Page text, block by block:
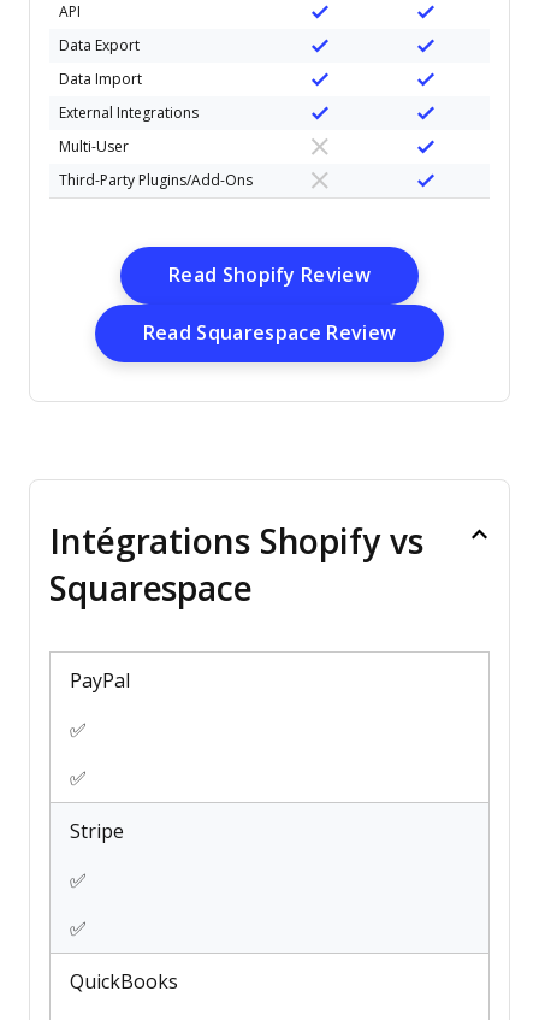
API
Data Export
Data Import
External Integrations
Multi-User
Third-Party Plugins/Add-Ons
Read Shopify ReviewOpens New
Read Squarespace ReviewOpens New
Intégrations Shopify vs
Squarespace
PayPal
✅
✅
Stripe
✅
✅
QuickBooks